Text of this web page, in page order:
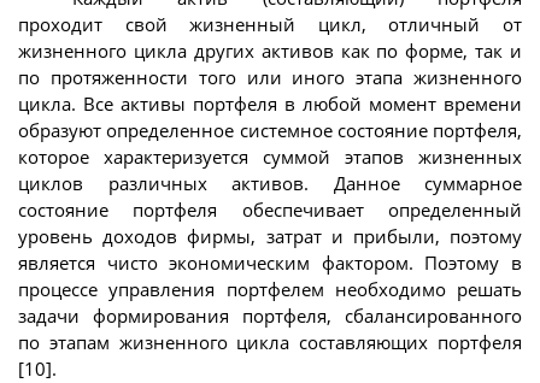
проходит свой жизненный цикл, отличный от
жизненного цикла других активов как по форме, так и
по протяженности того или иного этапа жизненного
цикла. Все активы портфеля в любой момент времени
образуют определенное системное состояние портфеля,
которое характеризуется суммой этапов жизненных
циклов различных активов. Данное суммарное
состояние портфеля обеспечивает определенный
уровень доходов фирмы, затрат и прибыли, поэтому
является чисто экономическим фактором. Поэтому в
процессе управления портфелем необходимо решать
задачи формирования портфеля, сбалансированного
по этапам жизненного цикла составляющих портфеля
[10].